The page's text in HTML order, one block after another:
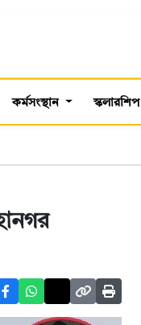
কর্মসংস্থান স্কলারশিপ